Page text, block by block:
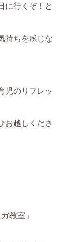
に行くぞ！と
持ちを感じな
児のリフレッ
お越しくださ
教室」